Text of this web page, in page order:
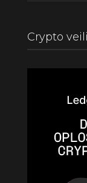
Crypto